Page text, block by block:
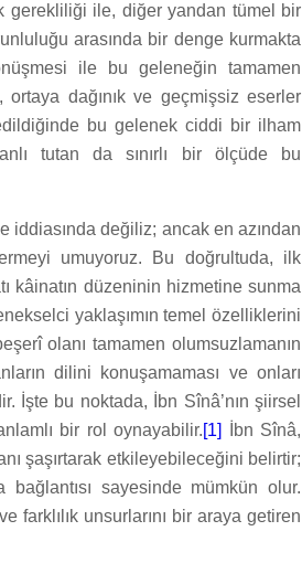
gerekliliği ile, diğer yandan tümel bir
arasında bir denge kurmakta
ile bu geleneğin tamamen
ortaya dağınık ve geçmişsiz eserler
bu gelenek ciddi bir ilham
tutan da sınırlı bir ölçüde bu
iddiasında değiliz; ancak en azından
umuyoruz. Bu doğrultuda, ilk
kâinatın düzeninin hizmetine sunma
yaklaşımın temel özelliklerini
olanı tamamen olumsuzlamanın
dilini konuşamaması ve onları
İşte bu noktada, İbn Sînâ’nın şiirsel
bir rol oynayabilir.[1]
İbn Sînâ,
şaşırtarak etkileyebileceğini belirtir;
sayesinde mümkün olur.
farklılık unsurlarını bir araya getiren